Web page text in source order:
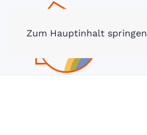
Zum Hauptinhalt springen